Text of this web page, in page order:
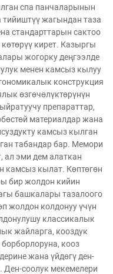
спа панчаларынын
жагындан таза
стандарттарын сактоо
кирет. Казыргы
жогорку деңгээлде
менен камсыз кылуу
конструкция
өзгөчөлүктөрүнүн
препараттар,
материалдар жана
камсыз кылган
табандар бар. Мемори
ал эми дем алаткан
камсыз кылат. Көптөгөн
бир жолдон кийин
башкалары тазалоого
жолдон колдонуу үчүн
классикалык
жайларга, кооздук
кооз
жана үйдөгү ден-
Ден-соолук мекемелери